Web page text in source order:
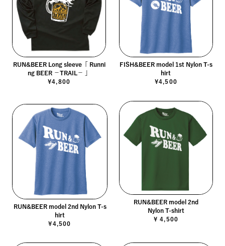
RUN&BEER Long sleeve「 Runni
ng BEER －TRAIL－ 」
¥4,800
FISH&BEER model 1st Nylon T-s
hirt
¥4,500
RUN&BEER model 2nd Nylon T-s
hirt
¥4,500
RUN&BEER model 2nd
Nylon T-shirt
¥ 4,500